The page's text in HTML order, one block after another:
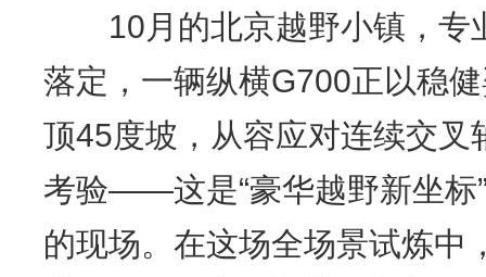
10月的北京越野小镇，专
落定，一辆纵横G700正以稳
顶45度坡，从容应对连续交叉
考验——这是“豪华越野新坐标
的现场。在这场全场景试炼中